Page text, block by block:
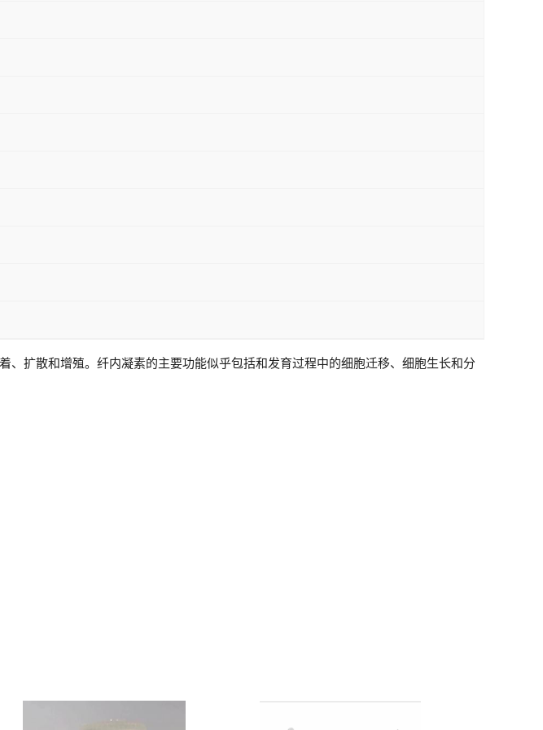
扩散和增殖。纤内凝素的主要功能似乎包括和发育过程中的细胞迁移、细胞生长和分